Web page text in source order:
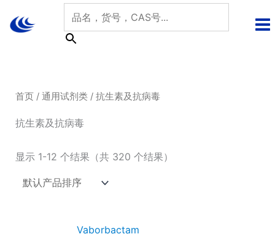
首页/ 通用试剂类/ 抗生素及抗病毒
抗生素及抗病毒
显示 1-12 个结果（共 320 个结果）
Vaborbactam